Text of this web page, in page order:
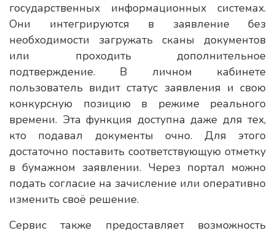
государственных информационных системах.
Они интегрируются в заявление без
необходимости загружать сканы документов
или проходить дополнительное
подтверждение. В личном кабинете
пользователь видит статус заявления и свою
конкурсную позицию в режиме реального
времени. Эта функция доступна даже для тех,
кто подавал документы очно. Для этого
достаточно поставить соответствующую отметку
в бумажном заявлении. Через портал можно
подать согласие на зачисление или оперативно
изменить своё решение.
Сервис также предоставляет возможность